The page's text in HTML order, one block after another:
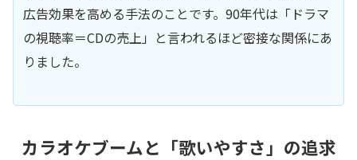
広告効果を高める手法のことです。90年代は「ドラマ
の視聴率＝CDの売上」と言われるほど密接な関係にあ
りました。
カラオケブームと「歌いやすさ」の追求